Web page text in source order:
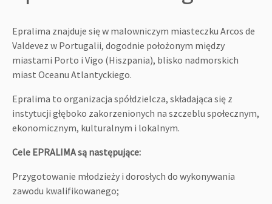
Epralima znajduje się w malowniczym miasteczku Arcos de
Valdevez w Portugalii, dogodnie położonym między
miastami Porto i Vigo (Hiszpania), blisko nadmorskich
miast Oceanu Atlantyckiego.
Epralima to organizacja spółdzielcza, składająca się z
instytucji głęboko zakorzenionych na szczeblu społecznym,
ekonomicznym, kulturalnym i lokalnym.
Cele EPRALIMA są następujące:
Przygotowanie młodzieży i dorosłych do wykonywania
zawodu kwalifikowanego;